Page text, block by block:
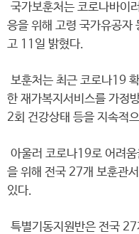
국가보훈처는 코로나바
응을 위해 고령 국가유공자
고 11일 밝혔다.
보훈처는 최근 코로나19
한 재가복지서비스를 가정
2회 건강상태 등을 지속적
아울러 코로나19로 어려
을 위해 전국 27개 보훈관
있다.
특별기동지원반은 전국